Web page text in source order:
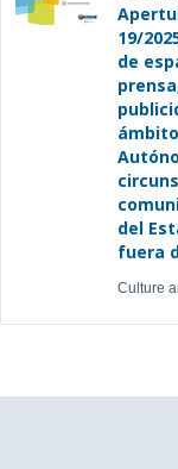
19/
de
del
fuera
Culture